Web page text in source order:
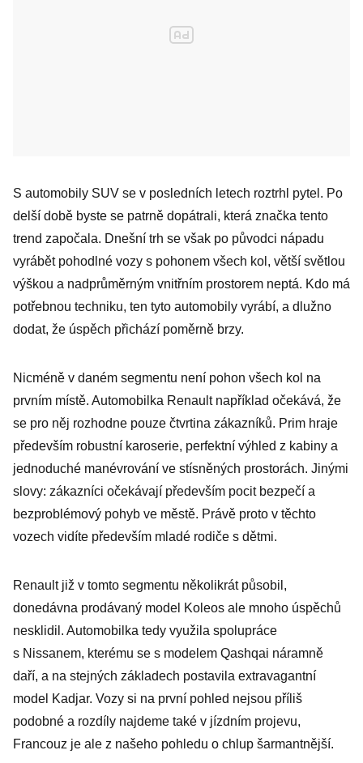
S automobily SUV se v posledních letech roztrhl pytel. Po
delší době byste se patrně dopátrali, která značka tento
trend započala. Dnešní trh se však po původci nápadu
vyrábět pohodlné vozy s pohonem všech kol, větší světlou
výškou a nadprůměrným vnitřním prostorem neptá. Kdo má
potřebnou techniku, ten tyto automobily vyrábí, a dlužno
dodat, že úspěch přichází poměrně brzy.
Nicméně v daném segmentu není pohon všech kol na
prvním místě. Automobilka Renault například očekává, že
se pro něj rozhodne pouze čtvrtina zákazníků. Prim hraje
především robustní karoserie, perfektní výhled z kabiny a
jednoduché manévrování ve stísněných prostorách. Jinými
slovy: zákazníci očekávají především pocit bezpečí a
bezproblémový pohyb ve městě. Právě proto v těchto
vozech vidíte především mladé rodiče s dětmi.
Renault již v tomto segmentu několikrát působil,
donedávna prodávaný model Koleos ale mnoho úspěchů
nesklidil. Automobilka tedy využila spolupráce
s Nissanem, kterému se s modelem Qashqai náramně
daří, a na stejných základech postavila extravagantní
model Kadjar. Vozy si na první pohled nejsou příliš
podobné a rozdíly najdeme také v jízdním projevu,
Francouz je ale z našeho pohledu o chlup šarmantnější.